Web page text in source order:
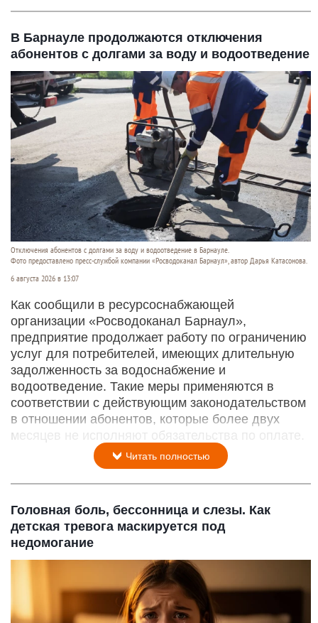
В Барнауле продолжаются отключения
абонентов с долгами за воду и водоотведение
Отключения абонентов с долгами за воду и водоотведение в Барнауле.
Фото предоставлено пресс-службой компании «Росводоканал Барнаул», автор Дарья Катасонова.
6 августа 2026 в 13:07
Как сообщили в ресурсоснабжающей
организации «Росводоканал Барнаул»,
предприятие продолжает работу по ограничению
услуг для потребителей, имеющих длительную
задолженность за водоснабжение и
водоотведение. Такие меры применяются в
соответствии с действующим законодательством
в отношении абонентов, которые более двух
месяцев не исполняют обязательства по оплате.
Читать полностью
Головная боль, бессонница и слезы. Как
детская тревога маскируется под
недомогание